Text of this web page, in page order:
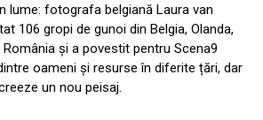
lume: fotografa belgiană Laura van
106 gropi de gunoi din Belgia, Olanda,
și a povestit pentru Scena9
oameni și resurse în diferite țări, dar
un nou peisaj.